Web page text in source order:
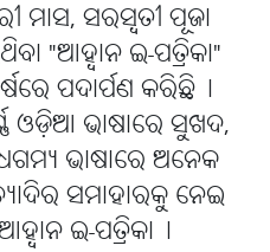
ମାସ, ସରସ୍ବତୀ ପୂଜା
"ଆହ୍ବାନ ଇ-ପତ୍ରିକା"
ପଦାର୍ପଣ କରିଛି୤
ଓଡ଼ିଆ ଭାଷାରେ ସୁଖଦ,
ଭାଷାରେ ଅନେକ
ସମାହାରକୁ ନେଇ
ଇ-ପତ୍ରିକା୤